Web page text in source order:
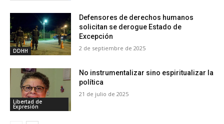
DDHH
Defensores de derechos humanos
solicitan se derogue Estado de
Excepción
2 de septiembre de 2025
Libertad de
Expresión
No instrumentalizar sino espiritualizar la
política
21 de julio de 2025